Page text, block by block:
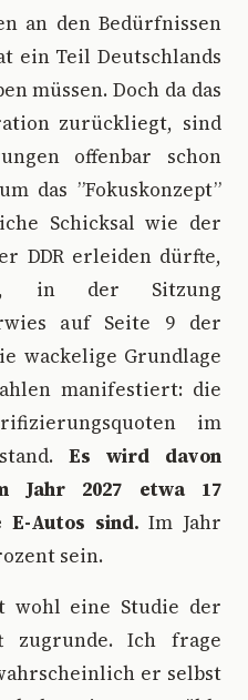
an den Bedürfnissen
ein Teil Deutschlands
müssen. Doch da das
zurückliegt, sind
offenbar schon
das ”Fokuskonzept”
Schicksal wie der
DDR erleiden dürfte,
in der Sitzung
auf Seite 9 der
wackelige Grundlage
manifestiert: die
im
Es wird davon
Jahr 2027 etwa 17
E-Autos sind. Im Jahr
sein.
wohl eine Studie der
zugrunde. Ich frage
er selbst